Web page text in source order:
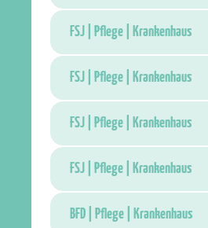
FSJ | Pflege | Krankenhaus
FSJ | Pflege | Krankenhaus
FSJ | Pflege | Krankenhaus
FSJ | Pflege | Krankenhaus
BFD | Pflege | Krankenhaus